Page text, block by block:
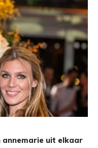
annemarie uit elkaar